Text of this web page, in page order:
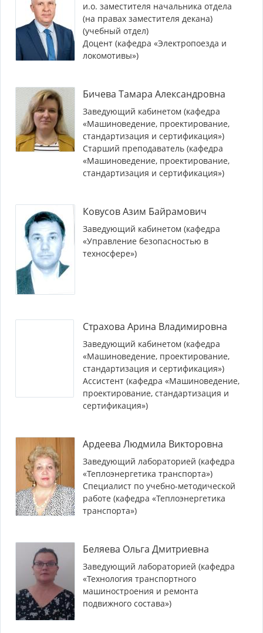
и.о. заместителя начальника отдела
(на правах заместителя декана)
(учебный отдел)
Доцент (кафедра «Электропоезда и
локомотивы»)
Бичева Тамара Александровна
Заведующий кабинетом (кафедра
«Машиноведение, проектирование,
стандартизация и сертификация»)
Старший преподаватель (кафедра
«Машиноведение, проектирование,
стандартизация и сертификация»)
Ковусов Азим Байрамович
Заведующий кабинетом (кафедра
«Управление безопасностью в
техносфере»)
Страхова Арина Владимировна
Заведующий кабинетом (кафедра
«Машиноведение, проектирование,
стандартизация и сертификация»)
Ассистент (кафедра «Машиноведение,
проектирование, стандартизация и
сертификация»)
Ардеева Людмила Викторовна
Заведующий лабораторией (кафедра
«Теплоэнергетика транспорта»)
Специалист по учебно-методической
работе (кафедра «Теплоэнергетика
транспорта»)
Беляева Ольга Дмитриевна
Заведующий лабораторией (кафедра
«Технология транспортного
машиностроения и ремонта
подвижного состава»)